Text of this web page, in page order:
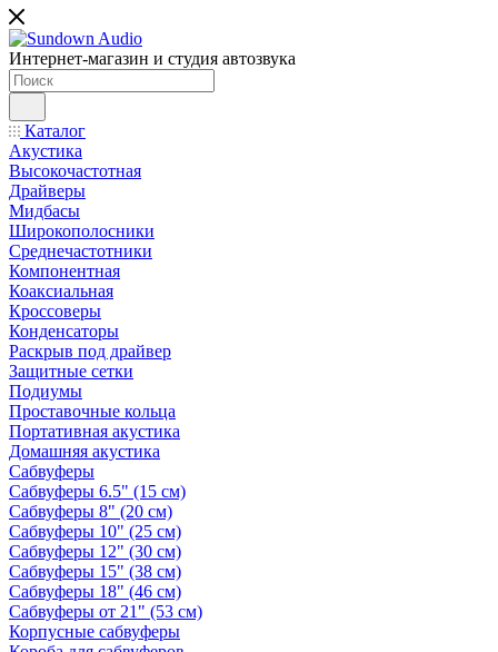
Интернет-магазин и студия автозвука
Каталог
Акустика
Высокочастотная
Драйверы
Мидбасы
Широкополосники
Среднечастотники
Компонентная
Коаксиальная
Кроссоверы
Конденсаторы
Раскрыв под драйвер
Защитные сетки
Подиумы
Проставочные кольца
Портативная акустика
Домашняя акустика
Сабвуферы
Сабвуферы 6.5" (15 см)
Сабвуферы 8" (20 см)
Сабвуферы 10" (25 см)
Сабвуферы 12" (30 см)
Сабвуферы 15" (38 см)
Сабвуферы 18" (46 см)
Сабвуферы от 21" (53 см)
Корпусные сабвуферы